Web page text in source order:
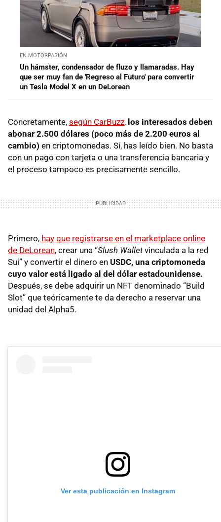
EN MOTORPASIÓN
Un hámster, condensador de fluzo y llamaradas. Hay
que ser muy fan de 'Regreso al Futuro' para convertir
un Tesla Model X en un DeLorean
Concretamente, según CarBuzz, los interesados deben
abonar 2.500 dólares (poco más de 2.200 euros al
cambio) en criptomonedas. Sí, has leído bien. No basta
con un pago con tarjeta o una transferencia bancaria y
el proceso tampoco es precisamente sencillo.
Primero, hay que registrarse en el marketplace online
de DeLorean, crear una “Slush Walletvinculada a la red
Sui” y convertir el dinero en USDC, una criptomoneda
cuyo valor está ligado al del dólar estadounidense.
Después, se debe adquirir un NFT denominado “Build
Slot” que teóricamente te da derecho a reservar una
unidad del Alpha5.
Ver esta publicación en Instagram